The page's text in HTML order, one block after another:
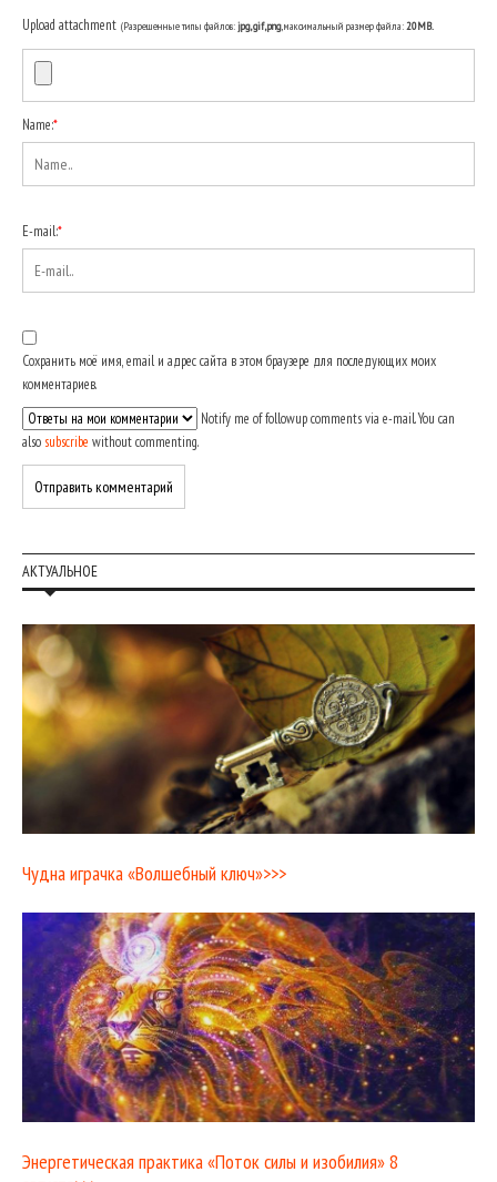
Upload attachment (Разрешенные типы файлов:jpg, gif, png, максимальный размер файла:20MB.
Name:*
E-mail:*
Сохранить моё имя, email и адрес сайта в этом браузере для последующих моих
комментариев.
Notify me of followup comments via e-mail. You can
also subscribe without commenting.
АКТУАЛЬНОЕ
Чудна играчка «Волшебный ключ»>>>
Энергетическая практика «Поток силы и изобилия» 8